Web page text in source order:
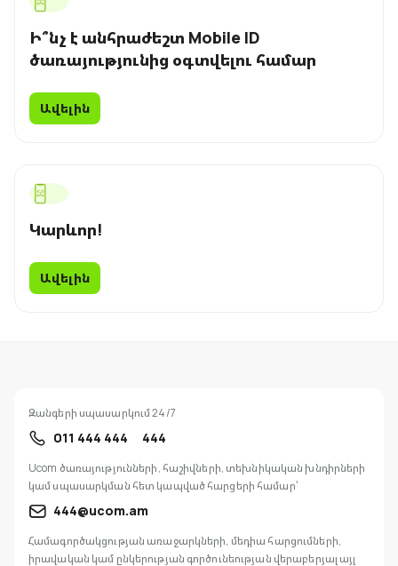
Ի՞նչ է անհրաժեշտ Mobile ID
ծառայությունից օգտվելու համար
Ավելին
Կարևոր!
Ավելին
Զանգերի սպասարկում 24/7
011 444 444 444
Ucom ծառայությունների, հաշիվների, տեխնիկական խնդիրների
կամ սպասարկման հետ կապված հարցերի համար՝
444@ucom.am
Համագործակցության առաջարկների, մեդիա հարցումների,
իրավական կամ ընկերության գործունեության վերաբերյալ այլ